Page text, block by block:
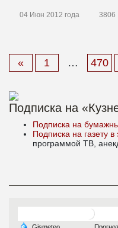
04 Июн 2012 года 3806
Материалы
« 1 … 470
Подписка на
Подписка на
Подписка на газету
программой ТВ,